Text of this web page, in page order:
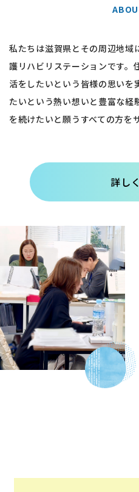
私たちは滋賀県とその周辺地域
活をしたいという皆様の思いを
たいという熱い想いと豊富な経
を続けたいと願うすべての方を